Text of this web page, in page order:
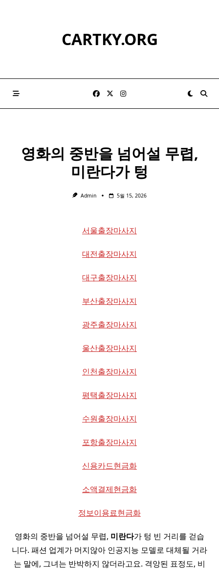
CARTKY.ORG
영화의 중반을 넘어설 무렵,
미란다가 텅
Admin 5월 15, 2026
서울출장마사지
대전출장마사지
대구출장마사지
부산출장마사지
광주출장마사지
울산출장마사지
인천출장마사지
평택출장마사지
수원출장마사지
포항출장마사지
신용카드현금화
소액결제현금화
정보이용료현금화
영화의 중반을 넘어설 무렵, 미란다가 텅 빈 거리를 걷습
니다. 패션 업계가 머지않아 인공지능 모델로 대체될 거라
는 말에, 그녀는 반박하지 않더라고요. 격앙된 표정도, 비